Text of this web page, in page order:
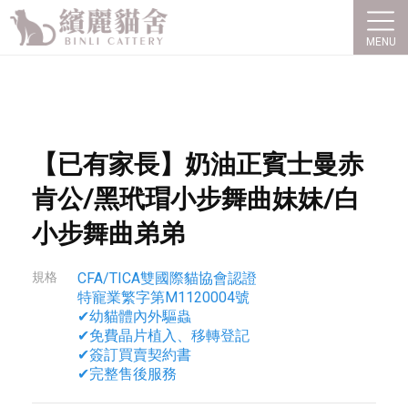
【已有家長】奶油正賓士曼赤
肯公/黑玳瑁小步舞曲妹妹/白
小步舞曲弟弟
CFA/TICA雙國際貓協會認證
特寵業繁字第M1120004號
✔幼貓體內外驅蟲
✔免費晶片植入、移轉登記
✔簽訂買賣契約書
✔完整售後服務